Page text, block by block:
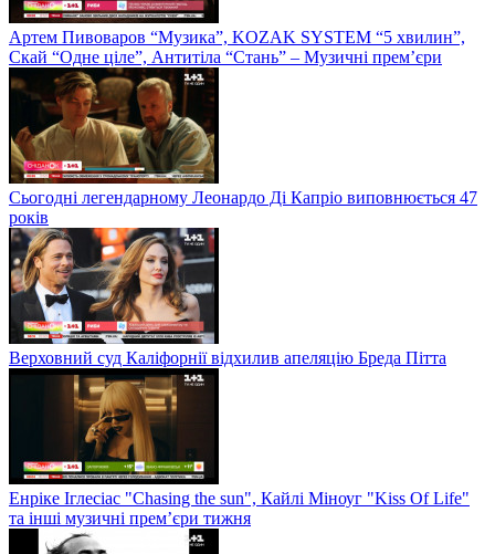
Артем Пивоваров “Музика”, KOZAK SYSTEM “5 хвилин”,
Скай “Одне ціле”, Антитіла “Стань” – Музичні прем’єри
Сьогодні легендарному Леонардо Ді Капріо виповнюється 47
років
Верховний суд Каліфорнії відхилив апеляцію Бреда Пітта
Енріке Іглесіас "Chasing the sun", Кайлі Міноуг "Kiss Of Life"
та інші музичні прем’єри тижня